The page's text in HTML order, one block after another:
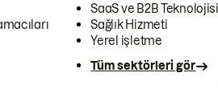
SaaS ve B2B Teknolojisi
Sağlık Hizmeti
Yerel işletme
Tüm sektörleri gör